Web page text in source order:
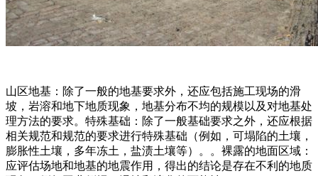
山区地基：除了一般的地基要求外，还应包括施工现场的滑
坡，岩溶和地下地质现象，地基分布不均的规模以及对地基处
理方法的要求。特殊基础：除了一般基础要求之外，还应根据
相关规范和规范的要求进行特殊基础（例如，可塌陷的土壤，
膨胀性土壤，多年冻土，盐渍土壤等）。。裸露的地面区域：
应评估场地和地基的地震作用，得出的结论是存在不利的地质